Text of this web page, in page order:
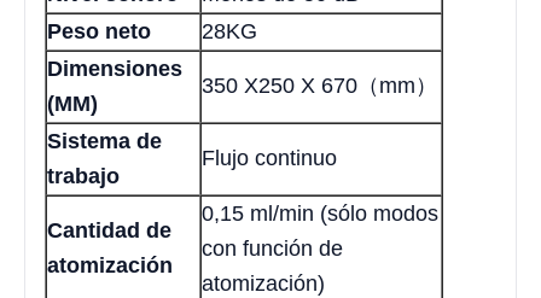
Peso neto
28KG
Dimensiones
(MM)
350 X250 X 670（mm）
Sistema de
trabajo
Flujo continuo
Cantidad de
atomización
0,15 ml/min (sólo modos
con función de
atomización)